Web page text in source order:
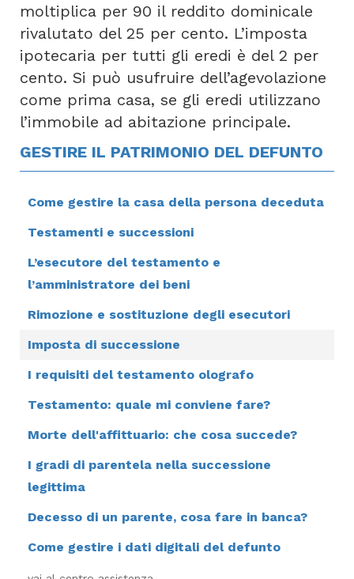
moltiplica per 90 il reddito dominicale
rivalutato del 25 per cento. L’imposta
ipotecaria per tutti gli eredi è del 2 per
cento. Si può usufruire dell’agevolazione
come prima casa, se gli eredi utilizzano
l’immobile ad abitazione principale.
GESTIRE IL PATRIMONIO DEL DEFUNTO
Come gestire la casa della persona deceduta
Testamenti e successioni
L’esecutore del testamento e
l’amministratore dei beni
Rimozione e sostituzione degli esecutori
Imposta di successione
I requisiti del testamento olografo
Testamento: quale mi conviene fare?
Morte dell'affittuario: che cosa succede?
I gradi di parentela nella successione
legittima
Decesso di un parente, cosa fare in banca?
Come gestire i dati digitali del defunto